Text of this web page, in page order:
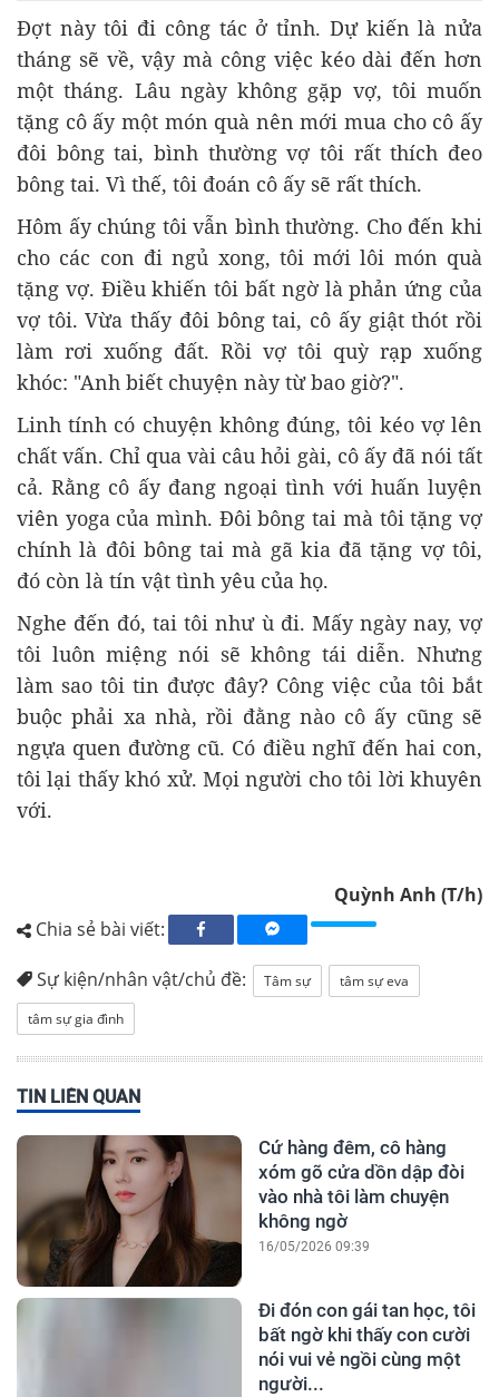
Đợt này tôi đi công tác ở tỉnh. Dự kiến là nửa
tháng sẽ về, vậy mà công việc kéo dài đến hơn
một tháng. Lâu ngày không gặp vợ, tôi muốn
tặng cô ấy một món quà nên mới mua cho cô ấy
đôi bông tai, bình thường vợ tôi rất thích đeo
bông tai. Vì thế, tôi đoán cô ấy sẽ rất thích.
Hôm ấy chúng tôi vẫn bình thường. Cho đến khi
cho các con đi ngủ xong, tôi mới lôi món quà
tặng vợ. Điều khiến tôi bất ngờ là phản ứng của
vợ tôi. Vừa thấy đôi bông tai, cô ấy giật thót rồi
làm rơi xuống đất. Rồi vợ tôi quỳ rạp xuống
khóc: "Anh biết chuyện này từ bao giờ?".
Linh tính có chuyện không đúng, tôi kéo vợ lên
chất vấn. Chỉ qua vài câu hỏi gài, cô ấy đã nói tất
cả. Rằng cô ấy đang ngoại tình với huấn luyện
viên yoga của mình. Đôi bông tai mà tôi tặng vợ
chính là đôi bông tai mà gã kia đã tặng vợ tôi,
đó còn là tín vật tình yêu của họ.
Nghe đến đó, tai tôi như ù đi. Mấy ngày nay, vợ
tôi luôn miệng nói sẽ không tái diễn. Nhưng
làm sao tôi tin được đây? Công việc của tôi bắt
buộc phải xa nhà, rồi đằng nào cô ấy cũng sẽ
ngựa quen đường cũ. Có điều nghĩ đến hai con,
tôi lại thấy khó xử. Mọi người cho tôi lời khuyên
với.
Quỳnh Anh (T/h)
Chia sẻ bài viết:
Sự kiện/nhân vật/chủ đề: Tâm sự
tâm sự eva
tâm sự gia đình
TIN LIÊN QUAN
Cứ hàng đêm, cô hàng
xóm gõ cửa dồn dập đòi
vào nhà tôi làm chuyện
không ngờ
16/05/2026 09:39
Đi đón con gái tan học, tôi
bất ngờ khi thấy con cười
nói vui vẻ ngồi cùng một
người...